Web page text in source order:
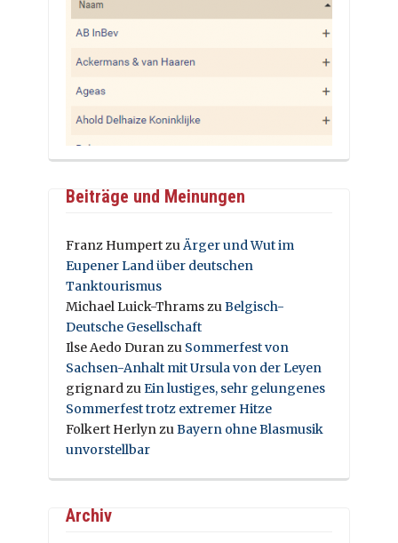
Beiträge und Meinungen
Franz HumpertzuÄrger und Wut im
Eupener Land über deutschen
Tanktourismus
Michael Luick-ThramszuBelgisch-
Deutsche Gesellschaft
Ilse Aedo Duranzu Sommerfest von
Sachsen-Anhalt mit Ursula von der Leyen
grignardzuEin lustiges, sehr gelungenes
Sommerfest trotz extremer Hitze
Folkert HerlynzuBayern ohne Blasmusik
unvorstellbar
Archiv